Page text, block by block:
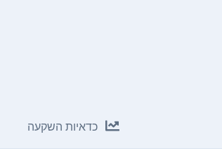
כדאיות השקעה